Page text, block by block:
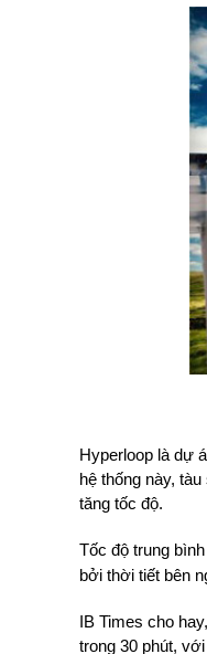
Hyperloop là dự
hệ thống này,
tăng tốc độ.
Tốc độ trung
bởi thời tiết bên
IB Times cho
trong 30 phút,